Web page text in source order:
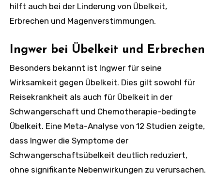
hilft auch bei der Linderung von Übelkeit,
Erbrechen und Magenverstimmungen.
Ingwer bei Übelkeit und Erbrechen
Besonders bekannt ist Ingwer für seine
Wirksamkeit gegen Übelkeit. Dies gilt sowohl für
Reisekrankheit als auch für Übelkeit in der
Schwangerschaft und Chemotherapie-bedingte
Übelkeit. Eine Meta-Analyse von 12 Studien zeigte,
dass Ingwer die Symptome der
Schwangerschaftsübelkeit deutlich reduziert,
ohne signifikante Nebenwirkungen zu verursachen.